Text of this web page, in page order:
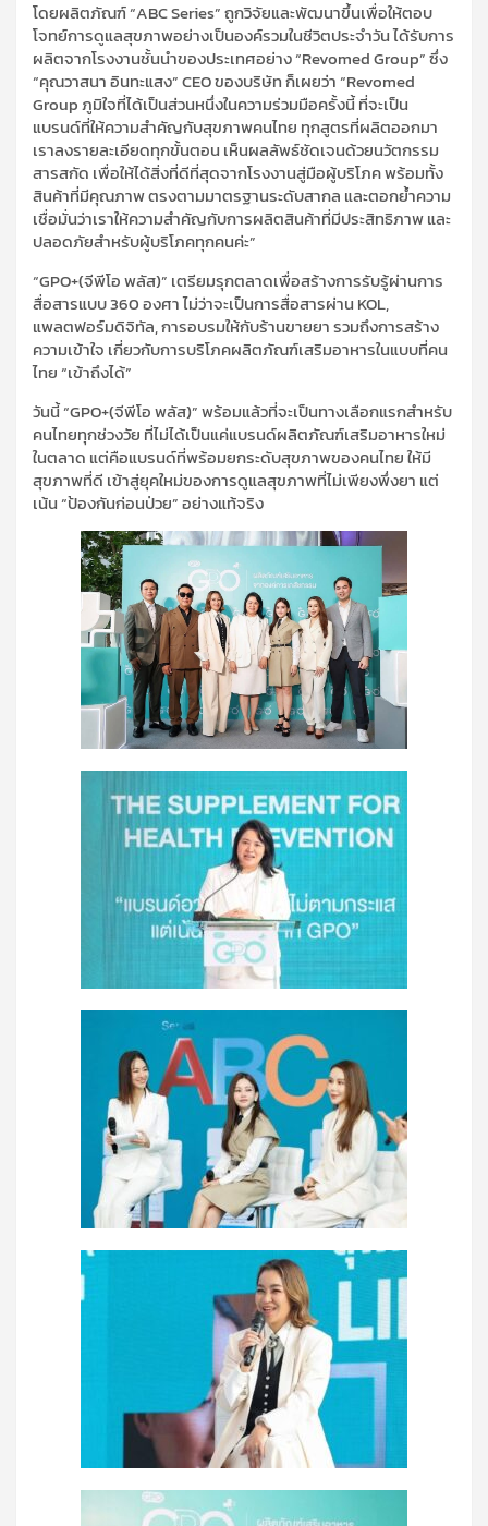
โดยผลิตภัณฑ์ “ABC Series” ถูกวิจัยและพัฒนาขึ้นเพื่อให้ตอบ
โจทย์การดูแลสุขภาพอย่างเป็นองค์รวมในชีวิตประจำวัน ได้รับการ
ผลิตจากโรงงานชั้นนำของประเทศอย่าง “Revomed Group” ซึ่ง
“คุณวาสนา อินทะแสง” CEO ของบริษัท ก็เผยว่า “Revomed
Group ภูมิใจที่ได้เป็นส่วนหนึ่งในความร่วมมือครั้งนี้ ที่จะเป็น
แบรนด์ที่ให้ความสำคัญกับสุขภาพคนไทย ทุกสูตรที่ผลิตออกมา
เราลงรายละเอียดทุกขั้นตอน เห็นผลลัพธ์ชัดเจนด้วยนวัตกรรม
สารสกัด เพื่อให้ได้สิ่งที่ดีที่สุดจากโรงงานสู่มือผู้บริโภค พร้อมทั้ง
สินค้าที่มีคุณภาพ ตรงตามมาตรฐานระดับสากล และตอกย้ำความ
เชื่อมั่นว่าเราให้ความสำคัญกับการผลิตสินค้าที่มีประสิทธิภาพ และ
ปลอดภัยสำหรับผู้บริโภคทุกคนค่ะ”
“GPO+(จีพีโอ พลัส)” เตรียมรุกตลาดเพื่อสร้างการรับรู้ผ่านการ
สื่อสารแบบ 360 องศา ไม่ว่าจะเป็นการสื่อสารผ่าน KOL,
แพลตฟอร์มดิจิทัล, การอบรมให้กับร้านขายยา รวมถึงการสร้าง
ความเข้าใจ เกี่ยวกับการบริโภคผลิตภัณฑ์เสริมอาหารในแบบที่คน
ไทย “เข้าถึงได้”
วันนี้ “GPO+(จีพีโอ พลัส)” พร้อมแล้วที่จะเป็นทางเลือกแรกสำหรับ
คนไทยทุกช่วงวัย ที่ไม่ได้เป็นแค่แบรนด์ผลิตภัณฑ์เสริมอาหารใหม่
ในตลาด แต่คือแบรนด์ที่พร้อมยกระดับสุขภาพของคนไทย ให้มี
สุขภาพที่ดี เข้าสู่ยุคใหม่ของการดูแลสุขภาพที่ไม่เพียงพึ่งยา แต่
เน้น “ป้องกันก่อนป่วย” อย่างแท้จริง